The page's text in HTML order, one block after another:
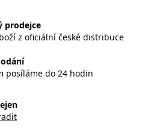
prodejce
z oficiální české distribuce
posíláme do 24 hodin